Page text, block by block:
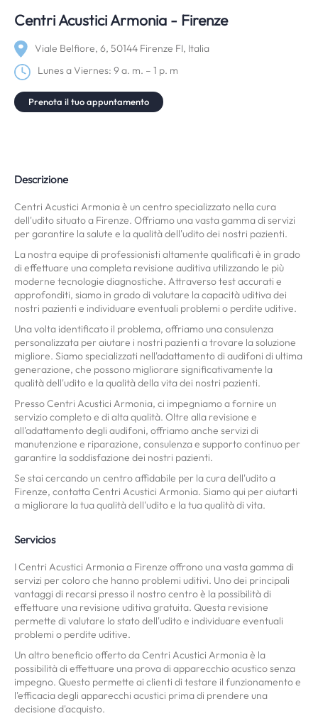
Centri Acustici Armonia - Firenze
Viale Belfiore, 6, 50144 Firenze FI, Italia
Lunes a Viernes: 9 a. m. – 1 p. m
Prenota il tuo appuntamento
Descrizione
Centri Acustici Armonia è un centro specializzato nella cura
dell'udito situato a Firenze. Offriamo una vasta gamma di servizi
per garantire la salute e la qualità dell'udito dei nostri pazienti.
La nostra equipe di professionisti altamente qualificati è in grado
di effettuare una completa revisione auditiva utilizzando le più
moderne tecnologie diagnostiche. Attraverso test accurati e
approfonditi, siamo in grado di valutare la capacità uditiva dei
nostri pazienti e individuare eventuali problemi o perdite uditive.
Una volta identificato il problema, offriamo una consulenza
personalizzata per aiutare i nostri pazienti a trovare la soluzione
migliore. Siamo specializzati nell'adattamento di audifoni di ultima
generazione, che possono migliorare significativamente la
qualità dell'udito e la qualità della vita dei nostri pazienti.
Presso Centri Acustici Armonia, ci impegniamo a fornire un
servizio completo e di alta qualità. Oltre alla revisione e
all'adattamento degli audifoni, offriamo anche servizi di
manutenzione e riparazione, consulenza e supporto continuo per
garantire la soddisfazione dei nostri pazienti.
Se stai cercando un centro affidabile per la cura dell'udito a
Firenze, contatta Centri Acustici Armonia. Siamo qui per aiutarti
a migliorare la tua qualità dell'udito e la tua qualità di vita.
Servicios
I Centri Acustici Armonia a Firenze offrono una vasta gamma di
servizi per coloro che hanno problemi uditivi. Uno dei principali
vantaggi di recarsi presso il nostro centro è la possibilità di
effettuare una revisione uditiva gratuita. Questa revisione
permette di valutare lo stato dell'udito e individuare eventuali
problemi o perdite uditive.
Un altro beneficio offerto da Centri Acustici Armonia è la
possibilità di effettuare una prova di apparecchio acustico senza
impegno. Questo permette ai clienti di testare il funzionamento e
l'efficacia degli apparecchi acustici prima di prendere una
decisione d'acquisto.